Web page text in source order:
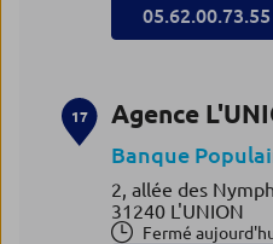
05.62.00.73.55
17 Agence
Banque
2, allée des
31240 L'UNION
Fermé